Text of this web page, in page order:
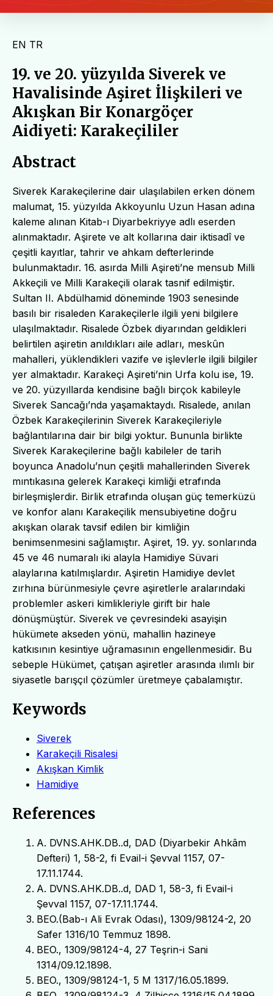
EN TR
19. ve 20. yüzyılda Siverek ve
Havalisinde Aşiret İlişkileri ve
Akışkan Bir Konargöçer
Aidiyeti: Karakeçililer
Abstract
Siverek Karakeçilerine dair ulaşılabilen erken dönem
malumat, 15. yüzyılda Akkoyunlu Uzun Hasan adına
kaleme alınan Kitab-ı Diyarbekriyye adlı eserden
alınmaktadır. Aşirete ve alt kollarına dair iktisadî ve
çeşitli kayıtlar, tahrir ve ahkam defterlerinde
bulunmaktadır. 16. asırda Milli Aşireti’ne mensub Milli
Akkeçili ve Milli Karakeçili olarak tasnif edilmiştir.
Sultan II. Abdülhamid döneminde 1903 senesinde
basılı bir risaleden Karakeçilerle ilgili yeni bilgilere
ulaşılmaktadır. Risalede Özbek diyarından geldikleri
belirtilen aşiretin anıldıkları aile adları, meskûn
mahalleri, yüklendikleri vazife ve işlevlerle ilgili bilgiler
yer almaktadır. Karakeçi Aşireti’nin Urfa kolu ise, 19.
ve 20. yüzyıllarda kendisine bağlı birçok kabileyle
Siverek Sancağı’nda yaşamaktaydı. Risalede, anılan
Özbek Karakeçilerinin Siverek Karakeçileriyle
bağlantılarına dair bir bilgi yoktur. Bununla birlikte
Siverek Karakeçilerine bağlı kabileler de tarih
boyunca Anadolu’nun çeşitli mahallerinden Siverek
mıntıkasına gelerek Karakeçi kimliği etrafında
birleşmişlerdir. Birlik etrafında oluşan güç temerküzü
ve konfor alanı Karakeçilik mensubiyetine doğru
akışkan olarak tavsif edilen bir kimliğin
benimsenmesini sağlamıştır. Aşiret, 19. yy. sonlarında
45 ve 46 numaralı iki alayla Hamidiye Süvari
alaylarına katılmışlardır. Aşiretin Hamidiye devlet
zırhına bürünmesiyle çevre aşiretlerle aralarındaki
problemler askeri kimlikleriyle girift bir hale
dönüşmüştür. Siverek ve çevresindeki asayişin
hükümete akseden yönü, mahallin hazineye
katkısının kesintiye uğramasının engellenmesidir. Bu
sebeple Hükümet, çatışan aşiretler arasında ılımlı bir
siyasetle barışçıl çözümler üretmeye çabalamıştır.
Keywords
Siverek
Karakeçili Risalesi
Akışkan Kimlik
Hamidiye
References
A. DVNS.AHK.DB..d, DAD (Diyarbekir Ahkâm
Defteri) 1, 58-2, fi Evail-i Şevval 1157, 07-
17.11.1744.
A. DVNS.AHK.DB..d, DAD 1, 58-3, fi Evail-i
Şevval 1157, 07-17.11.1744.
BEO.(Bab-ı Ali Evrak Odası), 1309/98124-2, 20
Safer 1316/10 Temmuz 1898.
BEO., 1309/98124-4, 27 Teşrin-i Sani
1314/09.12.1898.
BEO., 1309/98124-1, 5 M 1317/16.05.1899.